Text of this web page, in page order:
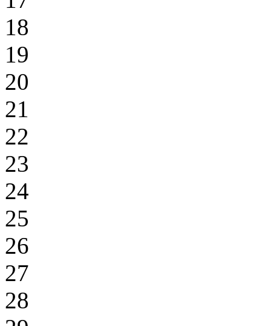
18
19
20
21
22
23
24
25
26
27
28